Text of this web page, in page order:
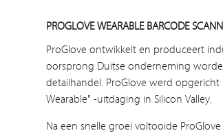
PROGLOVE WEARABLE BARCODE
ProGlove ontwikkelt en produceert
oorsprong Duitse onderneming
detailhandel. ProGlove werd
Wearable" -uitdaging in Silicon Valley.
Na een snelle groei voltooide